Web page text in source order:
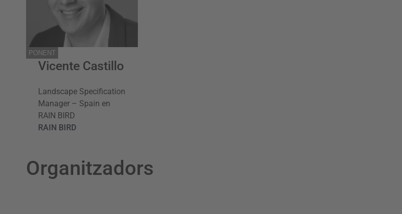
PONENT
Vicente Castillo
Landscape Specification
Manager – Spain en
RAIN BIRD
RAIN BIRD
Organitzadors